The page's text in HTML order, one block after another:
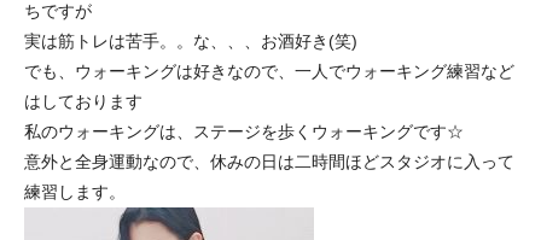
ちですが
実は筋トレは苦手。。な、、、お酒好き(笑)
でも、ウォーキングは好きなので、一人でウォーキング練習など
はしております
私のウォーキングは、ステージを歩くウォーキングです☆
意外と全身運動なので、休みの日は二時間ほどスタジオに入って
練習します。